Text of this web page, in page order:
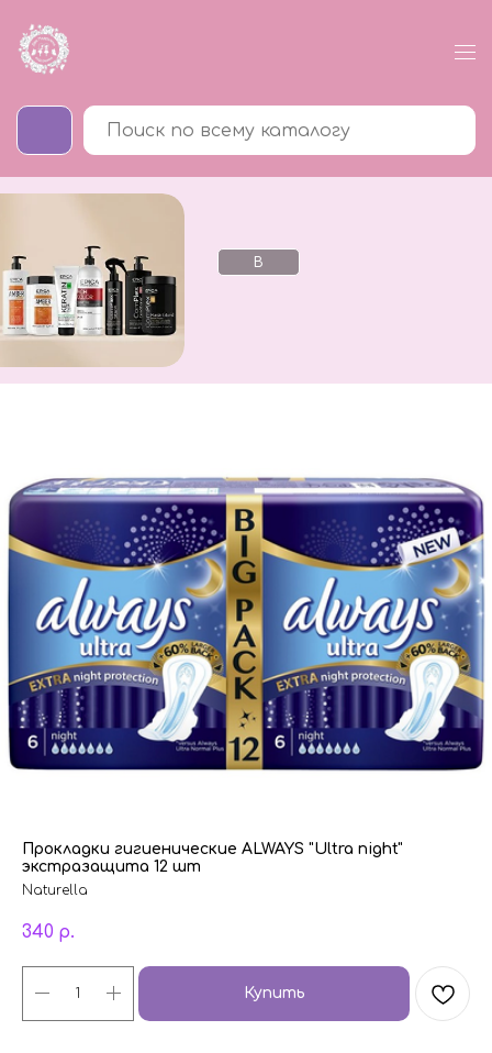
В
Прокладки гигиенические ALWAYS "Ultra night"
экстразащита 12 шт
Naturella
340 р.
Купить